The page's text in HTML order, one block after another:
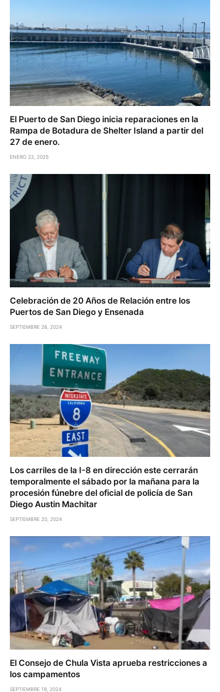
El Puerto de San Diego inicia reparaciones en la
Rampa de Botadura de Shelter Island a partir del
27 de enero.
ENERO 22, 2025
Celebración de 20 Años de Relación entre los
Puertos de San Diego y Ensenada
SEPTIEMBRE 26, 2024
Los carriles de la I-8 en dirección este cerrarán
temporalmente el sábado por la mañana para la
procesión fúnebre del oficial de policía de San
Diego Austin Machitar
SEPTIEMBRE 20, 2024
El Consejo de Chula Vista aprueba restricciones a
los campamentos
SEPTIEMBRE 19, 2024